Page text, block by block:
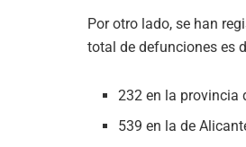
Por otro lado, se han
total de defunciones es
232 en la provincia
539 en la de